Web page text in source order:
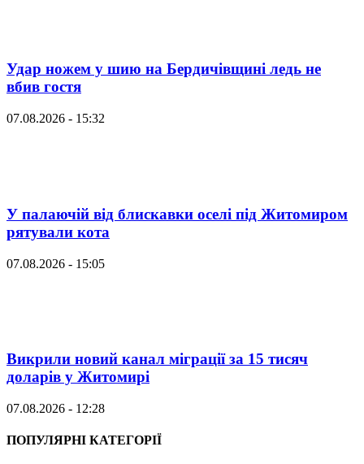
Удар ножем у шию на Бердичівщині ледь не
вбив гостя
07.08.2026 - 15:32
У палаючій від блискавки оселі під Житомиром
рятували кота
07.08.2026 - 15:05
Викрили новий канал міграції за 15 тисяч
доларів у Житомирі
07.08.2026 - 12:28
ПОПУЛЯРНІ КАТЕГОРІЇ